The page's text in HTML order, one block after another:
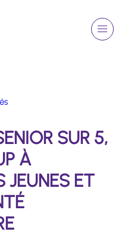
Menu
Rechercher
SUR 5,
À
JEUNES ET